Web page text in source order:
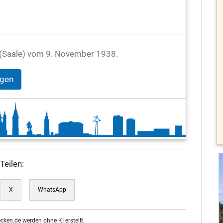
vom 9. November 1938.
Teilen:
X WhatsApp
werden ohne KI erstellt.